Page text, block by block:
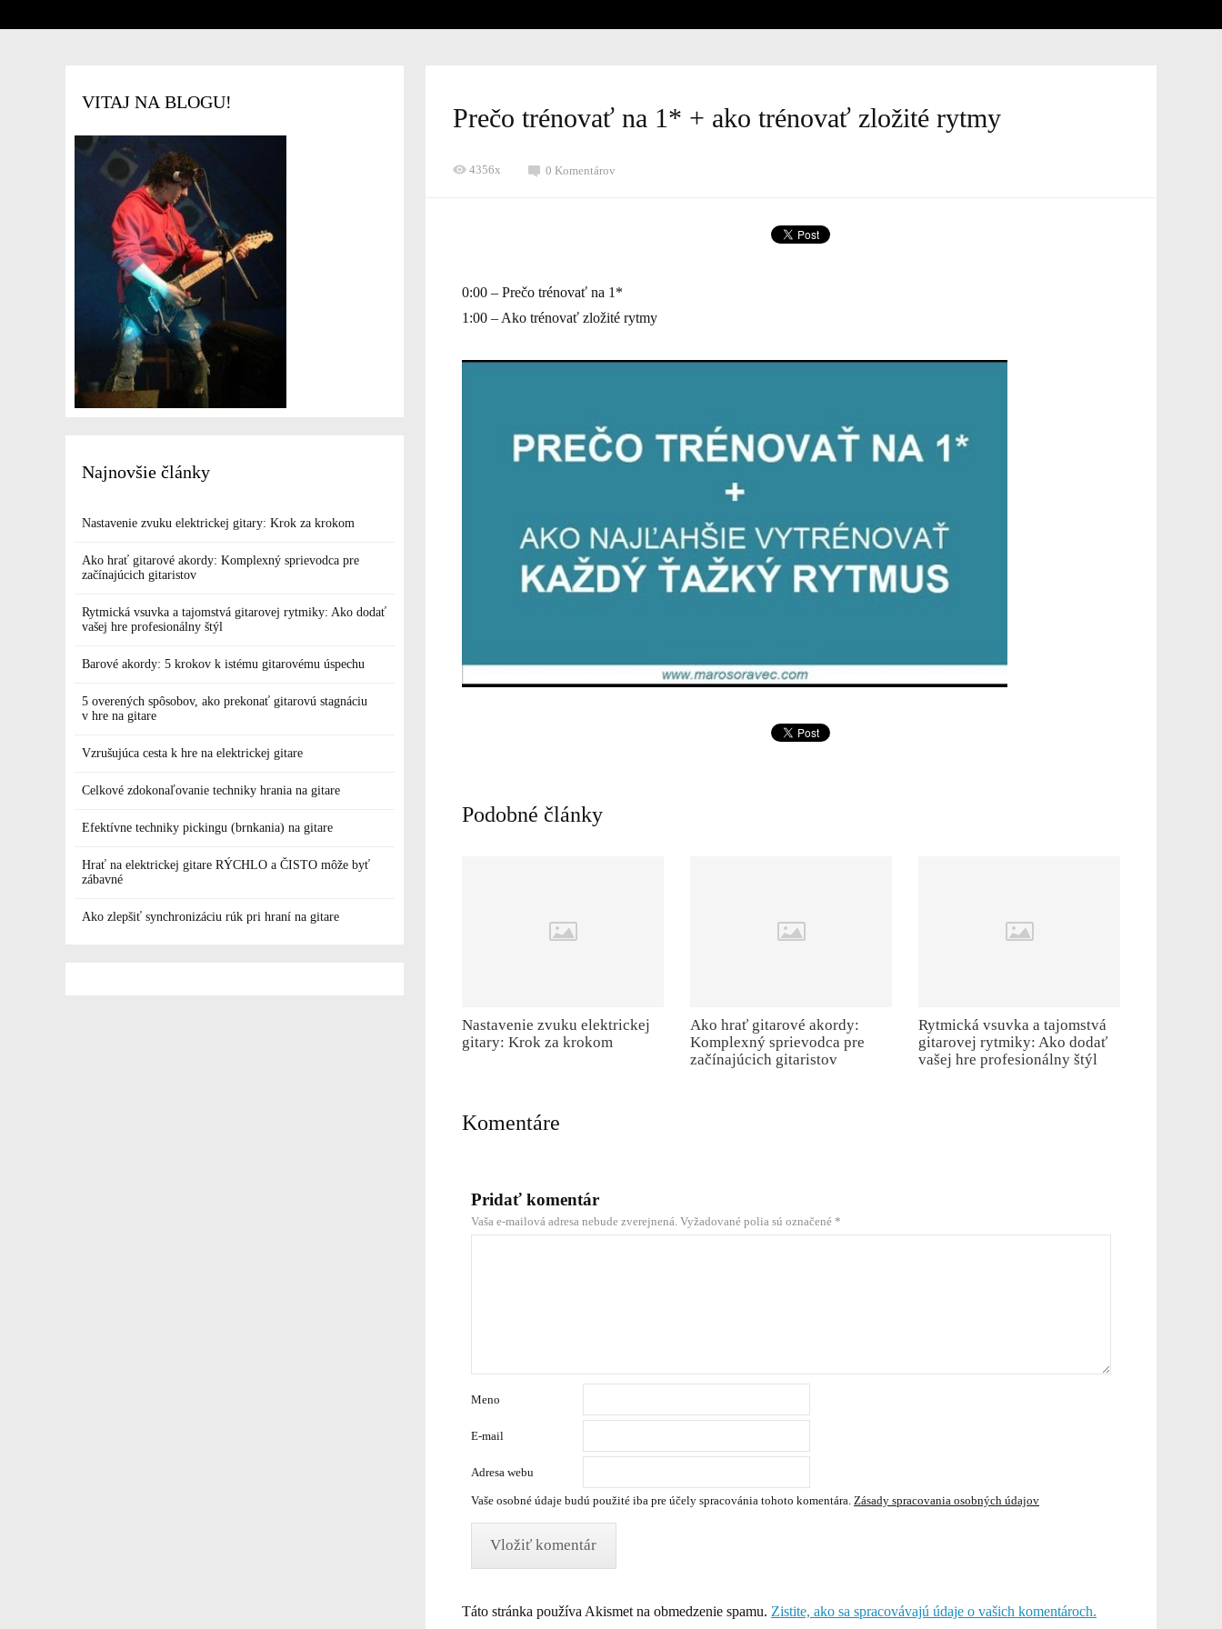
Prečo trénovať na 1* + ako trénovať zložité rytmy
4356x 0 Komentárov
0:00 – Prečo trénovať na 1*
1:00 – Ako trénovať zložité rytmy
Podobné články
Nastavenie zvuku elektrickej
gitary: Krok za krokom
Ako hrať gitarové akordy:
Komplexný sprievodca pre
začínajúcich gitaristov
Rytmická vsuvka a tajomstvá
gitarovej rytmiky: Ako dodať
vašej hre profesionálny štýl
Komentáre
Pridať komentár
Vaša e-mailová adresa nebude zverejnená. Vyžadované polia sú označené *
Meno
E-mail
Adresa webu
Vaše osobné údaje budú použité iba pre účely spracovánia tohoto komentára. Zásady spracovania osobných údajov
Táto stránka používa Akismet na obmedzenie spamu. Zistite, ako sa spracovávajú údaje o vašich komentároch.
VITAJ NA BLOGU!
Najnovšie články
Nastavenie zvuku elektrickej gitary: Krok za krokom
Ako hrať gitarové akordy: Komplexný sprievodca pre
začínajúcich gitaristov
Rytmická vsuvka a tajomstvá gitarovej rytmiky: Ako dodať
vašej hre profesionálny štýl
Barové akordy: 5 krokov k istému gitarovému úspechu
5 overených spôsobov, ako prekonať gitarovú stagnáciu
v hre na gitare
Vzrušujúca cesta k hre na elektrickej gitare
Celkové zdokonaľovanie techniky hrania na gitare
Efektívne techniky pickingu (brnkania) na gitare
Hrať na elektrickej gitare RÝCHLO a ČISTO môže byť
zábavné
Ako zlepšiť synchronizáciu rúk pri hraní na gitare